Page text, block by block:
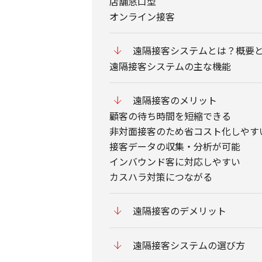
オンライン接客
遠隔接客システムとは？概要
遠隔接客システムの主な機能
遠隔接客のメリット
顧客の待ち時間を短縮できる
非対面接客のため省コスト化しやす
接客データの収集・分析が可能
インバウンド客に対応しやすい
カスハラ対策につながる
遠隔接客のデメリット
遠隔接客システムの選び方